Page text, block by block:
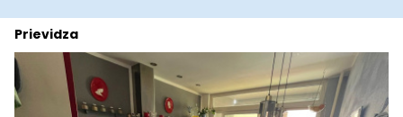
Prievidza